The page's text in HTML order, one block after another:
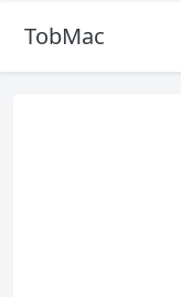
TobMac